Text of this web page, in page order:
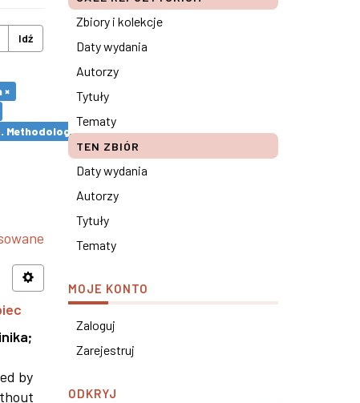
Idź
×
Methodological remarks ×
;
by
Zbiory i kolekcje
Daty wydania
Autorzy
Tytuły
Tematy
TEN ZBIÓR
Daty wydania
Autorzy
Tytuły
Tematy
MOJE KONTO
Zaloguj
Zarejestruj
ODKRYJ